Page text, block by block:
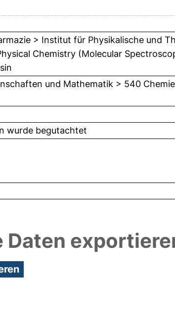
> Institut für Physikalische und
Chemistry (Molecular
und Mathematik > 540 Chemie
wurde begutachtet
Daten